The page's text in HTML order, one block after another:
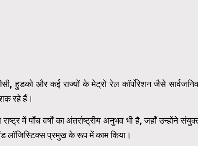
हुडको और कई राज्यों के मेट्रो रेल कॉर्पोरेशन जैसे
रहे हैं।
में पाँच वर्षों का अंतर्राष्ट्रीय अनुभव भी है, जहाँ उन्होंने
एंड लॉजिस्टिक्स प्रमुख के रूप में काम किया।